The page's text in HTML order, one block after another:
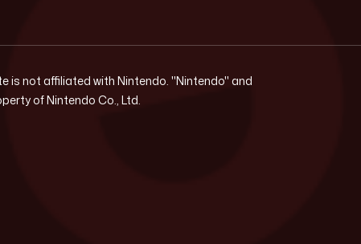
is not affiliated with Nintendo. "Nintendo" and
of Nintendo Co., Ltd.